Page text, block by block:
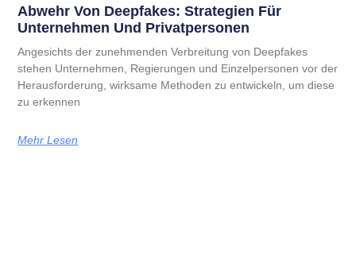
Abwehr Von Deepfakes: Strategien Für
Unternehmen Und Privatpersonen
Angesichts der zunehmenden Verbreitung von Deepfakes
stehen Unternehmen, Regierungen und Einzelpersonen vor der
Herausforderung, wirksame Methoden zu entwickeln, um diese
zu erkennen
Mehr Lesen